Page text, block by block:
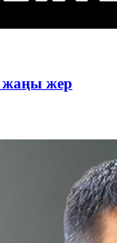
жаңы жер